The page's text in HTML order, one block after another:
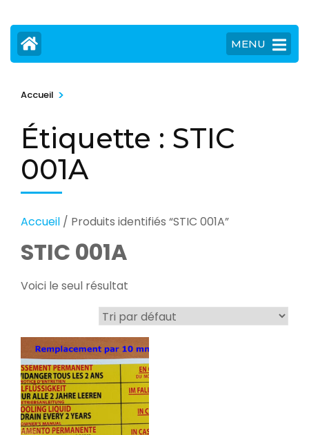
MENU
Accueil >
Étiquette : STIC
001A
Accueil / Produits identifiés “STIC 001A”
STIC 001A
Voici le seul résultat